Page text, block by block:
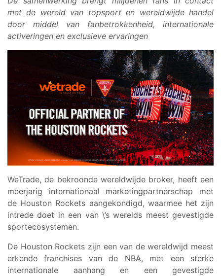
met de wereld van topsport en wereldwijde handel
door middel van fanbetrokkenheid, internationale
activeringen en exclusieve ervaringen
WeTrade, de bekroonde wereldwijde broker, heeft een
meerjarig internationaal marketingpartnerschap met
de Houston Rockets aangekondigd, waarmee het zijn
intrede doet in een van \’s werelds meest gevestigde
sportecosystemen.
De Houston Rockets zijn een van de wereldwijd meest
erkende franchises van de NBA, met een sterke
internationale aanhang en een gevestigde